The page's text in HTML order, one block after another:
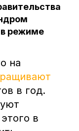
режиме
на
в год.
в